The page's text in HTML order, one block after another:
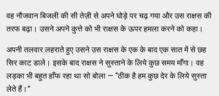
वह नौजवान बिजली की सी तेज़ी से अपने घोड़े पर चढ़ गया और उस राक्षस की
तरफ बढ़ा। उसने अपने कुत्ते को भी राक्षस के ऊपर हमला करने को कहा।
अपनी तलवार लहराते हुए उसने उस राक्षस के एक के बाद एक सात में से छह
सिर काट डाले। इसके बाद राक्षस ने सुस्ताने के लिये कुछ समय माँगा। वह
लड़का भी बहुत हाँफ रहा था सो बोला — “ठीक है हम कुछ देर के लिये सुस्ता
लेते हैं।”